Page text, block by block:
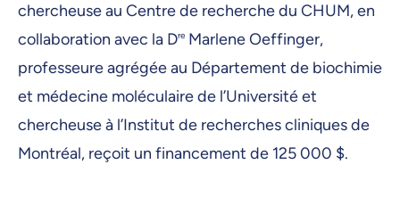
chercheuse au Centre de recherche du CHUM, en
collaboration avec la Dre Marlene Oeffinger,
professeure agrégée au Département de biochimie
et médecine moléculaire de l’Université et
chercheuse à l’Institut de recherches cliniques de
Montréal, reçoit un financement de 125 000 $.